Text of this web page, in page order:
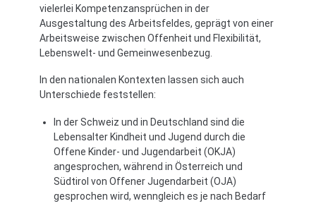
vielerlei Kompetenzansprüchen in der
Ausgestaltung des Arbeitsfeldes, geprägt von einer
Arbeitsweise zwischen Offenheit und Flexibilität,
Lebenswelt- und Gemeinwesenbezug.
In den nationalen Kontexten lassen sich auch
Unterschiede feststellen:
In der Schweiz und in Deutschland sind die
Lebensalter Kindheit und Jugend durch die
Offene Kinder- und Jugendarbeit (OKJA)
angesprochen, während in Österreich und
Südtirol von Offener Jugendarbeit (OJA)
gesprochen wird, wenngleich es je nach Bedarf